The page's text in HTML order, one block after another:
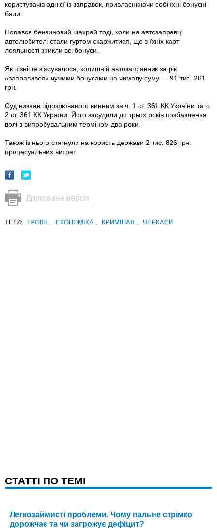
користувачів однієї із заправок, привласнюючи собі їхнi бонусні
бали.
Попався бензиновий шахрай тоді, коли на автозаправці
автолюбителі стали гуртом скаржитися, що з їхнiх карт
лояльності зникли всі бонуси.
Як пізніше з’ясувалося, колишній автозаправник за рік
«заправився» чужими бонусами на чималу суму — 91 тис. 261
грн.
Суд визнав підозрюваного винним за ч. 1 ст. 361 КК України та ч.
2 ст. 361 КК України. Його засудили до трьох років позбавлення
волі з випробувальним терміном два роки.
Також із нього стягнули на користь держави 2 тис. 826 грн.
процесуальних витрат.
Друкована версія
ТЕГИ: ГРОШІ , ЕКОНОМІКА , КРИМІНАЛ , ЧЕРКАСИ
CТАТТІ ПО ТЕМІ
Легкозаймисті проблеми. Чому пальне стрімко
дорожчає та чи загрожує дефіцит?